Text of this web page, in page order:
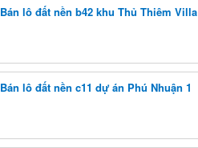
Bán lô đất nền b42 khu Thủ Thiêm Villa
Bán lô đất nền c11 dự án Phú Nhuận 1